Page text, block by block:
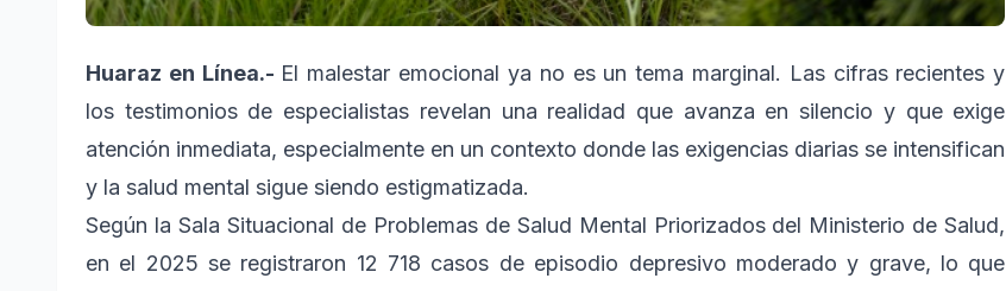
Huaraz en Línea.- El malestar emocional ya no es un tema marginal. Las cifras recientes y
los testimonios de especialistas revelan una realidad que avanza en silencio y que exige
atención inmediata, especialmente en un contexto donde las exigencias diarias se intensifican
y la salud mental sigue siendo estigmatizada.
Según la Sala Situacional de Problemas de Salud Mental Priorizados del Ministerio de Salud,
en el 2025 se registraron 12 718 casos de episodio depresivo moderado y grave, lo que